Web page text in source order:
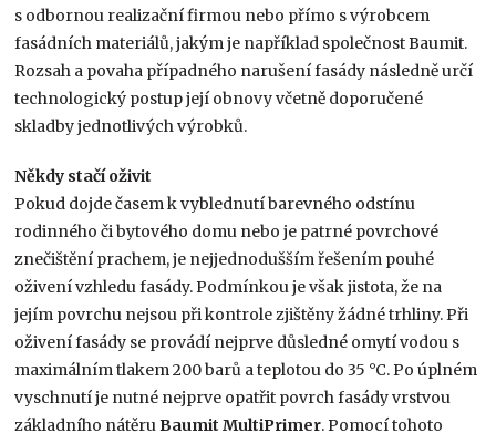
s odbornou realizační firmou nebo přímo s výrobcem
fasádních materiálů, jakým je například společnost Baumit.
Rozsah a povaha případného narušení fasády následně určí
technologický postup její obnovy včetně doporučené
skladby jednotlivých výrobků.
Někdy stačí oživit
Pokud dojde časem k vyblednutí barevného odstínu
rodinného či bytového domu nebo je patrné povrchové
znečištění prachem, je nejjednodušším řešením pouhé
oživení vzhledu fasády. Podmínkou je však jistota, že na
jejím povrchu nejsou při kontrole zjištěny žádné trhliny. Při
oživení fasády se provádí nejprve důsledné omytí vodou s
maximálním tlakem 200 barů a teplotou do 35 °C. Po úplném
vyschnutí je nutné nejprve opatřit povrch fasády vrstvou
základního nátěru Baumit MultiPrimer. Pomocí tohoto